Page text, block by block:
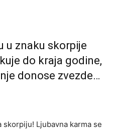
u znaku skorpije
do kraja godine,
donose zvezde…
Ljubavna karma se